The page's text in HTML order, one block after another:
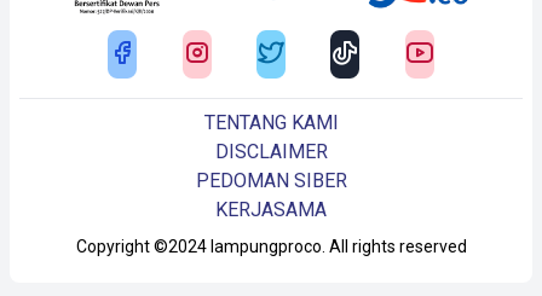
Copyright ©2024 lampungproco. All rights reserved
TENTANG KAMI
DISCLAIMER
PEDOMAN SIBER
KERJASAMA